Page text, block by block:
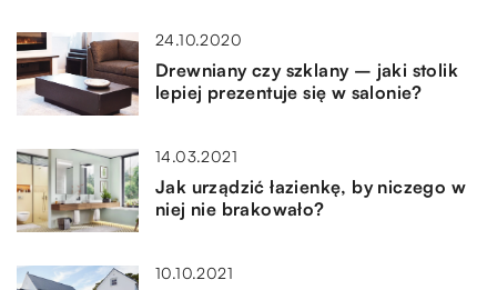
24.10.2020
Drewniany czy szklany – jaki stolik
lepiej prezentuje się w salonie?
14.03.2021
Jak urządzić łazienkę, by niczego w
niej nie brakowało?
10.10.2021